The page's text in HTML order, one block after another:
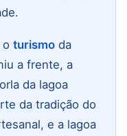
o turismo da
a frente, a
da lagoa
da tradição do
e a lagoa